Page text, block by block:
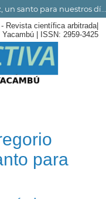
El Doctor José Gregorio Hernández, un santo para nuestros días